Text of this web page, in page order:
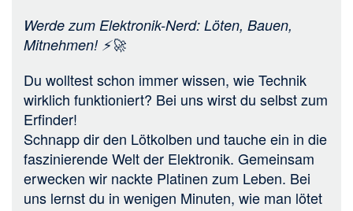
Werde zum Elektronik-Nerd: Löten, Bauen,
Mitnehmen! ⚡🚀
Du wolltest schon immer wissen, wie Technik
wirklich funktioniert? Bei uns wirst du selbst zum
Erfinder!
Schnapp dir den Lötkolben und tauche ein in die
faszinierende Welt der Elektronik. Gemeinsam
erwecken wir nackte Platinen zum Leben. Bei
uns lernst du in wenigen Minuten, wie man lötet